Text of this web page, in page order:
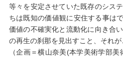
等々を安定させていた既存のシス
ちは既知の価値観に安住する事は
価値の不確実化と流動化に向き合
の再生の刹那を見出すこと、それが
（企画＝横山奈美(本学美術学部